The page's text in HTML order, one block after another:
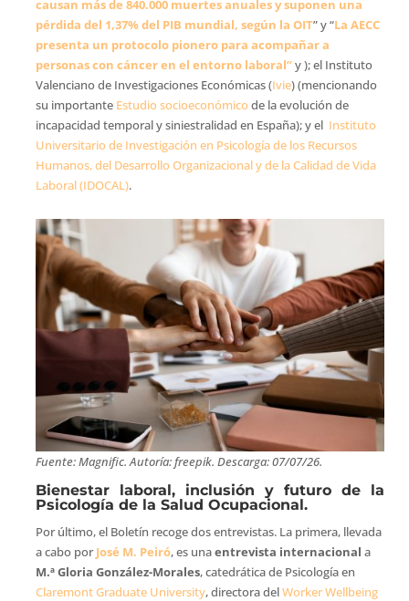
causan más de 840.000 muertes anuales y suponen una
pérdida del 1,37% del PIB mundial, según la OIT” y “La AECC
presenta un protocolo pionero para acompañar a
personas con cáncer en el entorno laboral”y ); el Instituto
Valenciano de Investigaciones Económicas (Ivie) (mencionando
su importanteEstudio socioeconómico de la evolución de
incapacidad temporal y siniestralidad en España); y elInstituto
Universitario de Investigación en Psicología de los Recursos
Humanos, del Desarrollo Organizacional y de la Calidad de Vida
Laboral (IDOCAL).
Fuente: Magnific. Autoría: freepik. Descarga: 07/07/26.
Bienestar laboral, inclusión y futuro de la
Psicología de la Salud Ocupacional.
Por último, el Boletín recoge dos entrevistas. La primera, llevada
a cabo porJosé M. Peiró, es unaentrevista internacional a
M.ª Gloria González-Morales, catedrática de Psicología en
Claremont Graduate University, directora delWorker Wellbeing